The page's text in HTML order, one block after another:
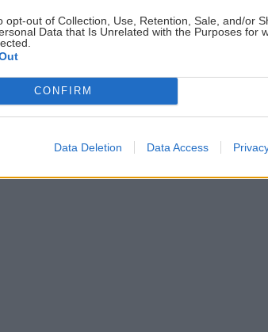
opt-out of Collection, Use, Retention, Sale, and/or
Data that Is Unrelated with the Purposes for
CONFIRM
Data Deletion Data Access
ο δείκτης της αναλογίας της
εμφανίζεται σχεδόν
να διατηρείται στο χαμηλό
απάτης ανά 4.800 ευρώ αξία συναλλαγών.